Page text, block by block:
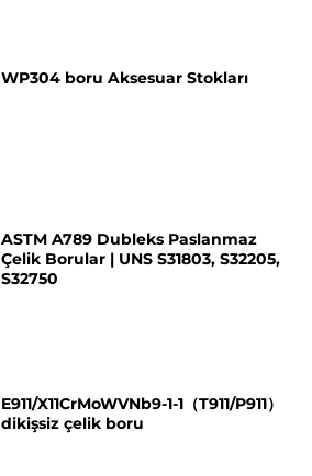
WP304 boru Aksesuar Stokları
ASTM A789 Dubleks Paslanmaz
Çelik Borular | UNS S31803, S32205,
S32750
E911/X11CrMoWVNb9-1-1（T911/P911）
dikişsiz çelik boru